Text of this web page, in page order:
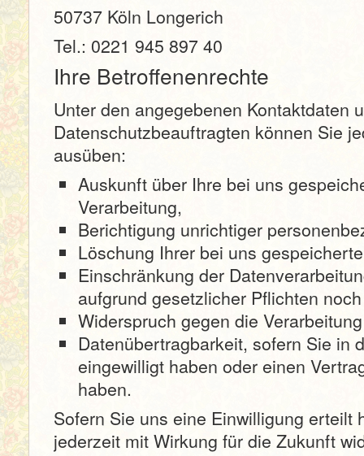
50737 Köln Longerich
Tel.: 0221 945 897 40
Ihre Betroffenenrechte
Unter den angegebenen Kontaktdaten
Datenschutzbeauftragten können Sie
ausüben:
Auskunft über Ihre bei uns
Verarbeitung,
Berichtigung unrichtiger
Löschung Ihrer bei uns
Einschränkung der
aufgrund gesetzlicher Pflichten
Widerspruch gegen die
Datenübertragbarkeit, sofern Sie in
eingewilligt haben oder einen
haben.
Sofern Sie uns eine Einwilligung erteilt
jederzeit mit Wirkung für die Zukunft